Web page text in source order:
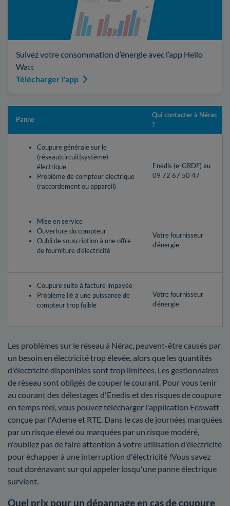
Suivez votre consommation d’énergie avec l’app Hello
Watt
Télécharger l'app
Panne
Qui contacter à Nérac
?
Coupure générale sur le
(réseau|circuit|système)
électrique
Problème de compteur électrique
(raccordement ou appareil)
Enedis (e-GRDF) au
09 72 67 50 47
Mise en service
Ouverture du compteur
Oubli de souscription à une offre
de fourniture d'électricité
Votre fournisseur
d’énergie
Coupure suite à facture impayée
Problème lié à une puissance de
compteur trop faible
Votre fournisseur
d’énergie
Les problèmes sur le réseau à Nérac, peuvent-être causés par
un besoin en électricité trop élevée, alors que les quantités
d'électricité disponibles sont trop limitées. Les gestionnaires
de réseau sont obligés de couper le courant. Pour vous tenir
au courant des délestages d'Enedis et des risques de coupure
en temps réel, vous pouvez télécharger l'application Ecowatt
conçue par l'Ademe et RTE. Dans le cas de journées marquées
par un risque élevé ou marquées par un risque modéré,
n'oubliez pas de faire attention à votre utilisation d'électricité
pour échapper à une interruption d'électricité !Vous savez
tout dorénavant sur qui appeler losqu'une panne électrique
survient.
Quel prix pour un dépannage en cas de coupure